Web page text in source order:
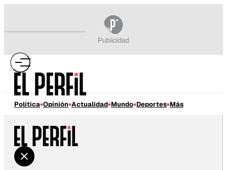
Política Opinión Actualidad Mundo Deportes Más